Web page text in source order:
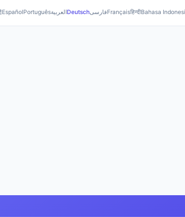
EspañolPortuguêsالعربيةDeutschفارسیFrançaisहिन्दीBahasa